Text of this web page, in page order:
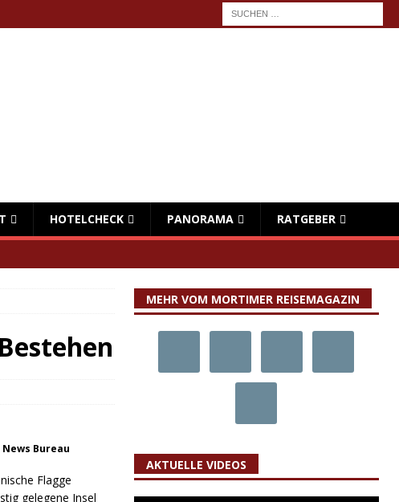
HOTELCHECK PANORAMA RATGEBER
Bureau
Flagge
gelegene Insel
MEHR VOM MORTIMER REISEMAGAZIN
AKTUELLE VIDEOS